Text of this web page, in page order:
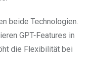
beide Technologien.
GPT-Features in
die Flexibilität bei